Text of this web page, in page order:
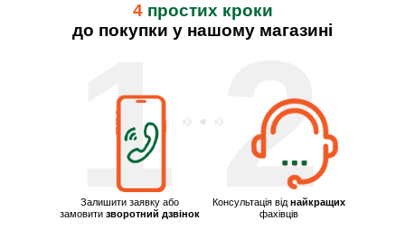
1 2
Залишити заявку або
замовити зворотний дзвінок
Консультація від найкращих
фахівців
4 простих кроки
до покупки у нашому магазині